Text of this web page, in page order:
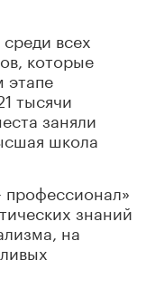
всех
которые
этапе
тысячи
заняли
школа
знаний
на